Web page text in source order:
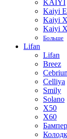
KAIYI
Kaiyi
Kaiyi
Kaiyi
Больше
Lifan
Lifan
Breez
Celliya
Smily
Solano
X50
X60